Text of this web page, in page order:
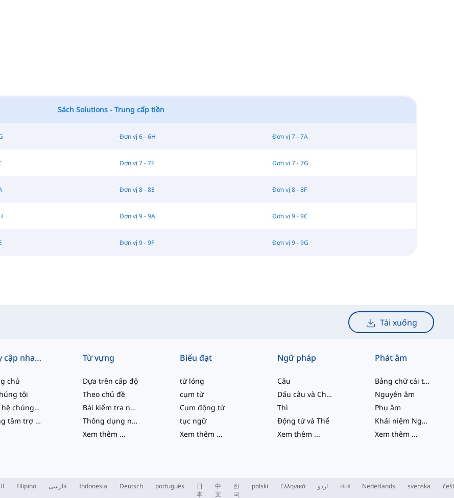
Sách Solutions - Trung cấp tiền
Đơn vị 6 - 6H Đơn vị 7 - 7A
Đơn vị 7 - 7F Đơn vị 7 - 7G
Đơn vị 8 - 8E Đơn vị 8 - 8F
Đơn vị 9 - 9A Đơn vị 9 - 9C
Đơn vị 9 - 9F Đơn vị 9 - 9G
Tải xuống
Truy cập nhanh
chủ
tôi
Liên hệ chúng tôi
Trung tâm trợ giúp
Từ vựng
Dựa trên cấp độ
Theo chủ đề
Bài kiểm tra năng lực
Thông dụng nhất
Xem thêm ...
Biểu đạt
từ lóng
cụm từ
Cụm động từ
tục ngữ
Xem thêm ...
Ngữ pháp
Câu
Dấu câu và Chính tả
Thì
Động từ và Thể
Xem thêm ...
Phát âm
Bảng chữ cái tiếng Anh
Nguyên âm
Phụ âm
Khái niệm Ngữ âm học
Xem thêm ...
Filipino فارسی Indonesia Deutsch português
日
本
中
文
한
국
polski Ελληνικά اردو বাংলা Nederlands svenska